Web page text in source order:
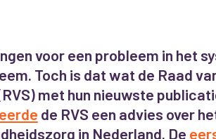
voor een probleem in het
Toch is dat wat de Raad
met hun nieuwste
de RVS een advies over
in Nederland. De